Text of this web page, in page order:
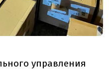
управления